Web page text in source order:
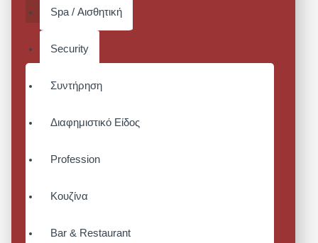
Spa / Αισθητική
Security
Συντήρηση
Διαφημιστικό Είδος
Profession
Κουζίνα
Bar & Restaurant
ΚΑΛΆΘΙ